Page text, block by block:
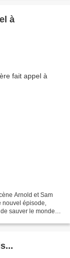
à
Arnold et Sam
nouvel épisode,
sauver le monde.